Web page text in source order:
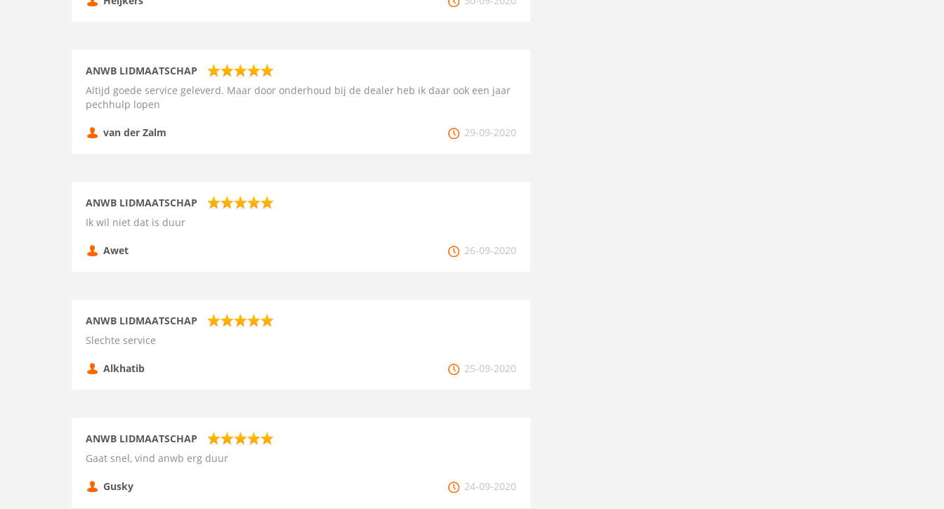
ANWB LIDMAATSCHAP
Altijd goede service geleverd. Maar door onderhoud bij de dealer heb ik daar ook een jaar
pechhulp lopen
van der Zalm 29-09-2020
ANWB LIDMAATSCHAP
Ik wil niet dat is duur
Awet 26-09-2020
ANWB LIDMAATSCHAP
Slechte service
Alkhatib 25-09-2020
ANWB LIDMAATSCHAP
Gaat snel, vind anwb erg duur
Gusky 24-09-2020